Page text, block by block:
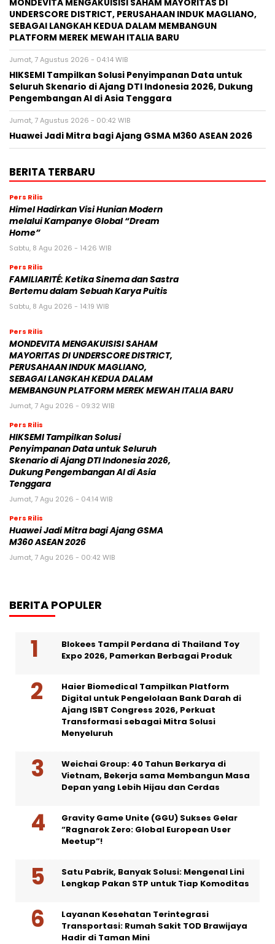
MONDEVITA MENGAKUISISI SAHAM MAYORITAS DI
UNDERSCORE DISTRICT, PERUSAHAAN INDUK MAGLIANO,
SEBAGAI LANGKAH KEDUA DALAM MEMBANGUN
PLATFORM MEREK MEWAH ITALIA BARU
Jumat, 7 Agustus 2026 - 04:14 WIB
HIKSEMI Tampilkan Solusi Penyimpanan Data untuk
Seluruh Skenario di Ajang DTI Indonesia 2026, Dukung
Pengembangan AI di Asia Tenggara
Jumat, 7 Agustus 2026 - 00:42 WIB
Huawei Jadi Mitra bagi Ajang GSMA M360 ASEAN 2026
BERITA TERBARU
Pers Rilis
Himel Hadirkan Visi Hunian Modern
melalui Kampanye Global “Dream
Home”
Sabtu, 8 Agu 2026 - 14:26 WIB
Pers Rilis
FAMILIARITÉ: Ketika Sinema dan Sastra
Bertemu dalam Sebuah Karya Puitis
Sabtu, 8 Agu 2026 - 14:19 WIB
Pers Rilis
MONDEVITA MENGAKUISISI SAHAM
MAYORITAS DI UNDERSCORE DISTRICT,
PERUSAHAAN INDUK MAGLIANO,
SEBAGAI LANGKAH KEDUA DALAM
MEMBANGUN PLATFORM MEREK MEWAH ITALIA BARU
Jumat, 7 Agu 2026 - 09:32 WIB
Pers Rilis
HIKSEMI Tampilkan Solusi
Penyimpanan Data untuk Seluruh
Skenario di Ajang DTI Indonesia 2026,
Dukung Pengembangan AI di Asia
Tenggara
Jumat, 7 Agu 2026 - 04:14 WIB
Pers Rilis
Huawei Jadi Mitra bagi Ajang GSMA
M360 ASEAN 2026
Jumat, 7 Agu 2026 - 00:42 WIB
BERITA POPULER
Blokees Tampil Perdana di Thailand Toy
Expo 2026, Pamerkan Berbagai Produk
Haier Biomedical Tampilkan Platform
Digital untuk Pengelolaan Bank Darah di
Ajang ISBT Congress 2026, Perkuat
Transformasi sebagai Mitra Solusi
Menyeluruh
Weichai Group: 40 Tahun Berkarya di
Vietnam, Bekerja sama Membangun Masa
Depan yang Lebih Hijau dan Cerdas
Gravity Game Unite (GGU) Sukses Gelar
“Ragnarok Zero: Global European User
Meetup”!
Satu Pabrik, Banyak Solusi: Mengenal Lini
Lengkap Pakan STP untuk Tiap Komoditas
Layanan Kesehatan Terintegrasi
Transportasi: Rumah Sakit TOD Brawijaya
Hadir di Taman Mini